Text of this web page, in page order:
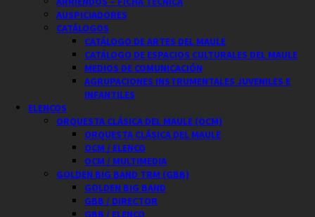
AUSPICIADORES
CATÁLOGOS
CATÁLOGO DE ARTES DEL MAULE
CATÁLOGO DE ESPACIOS CULTURALES DEL MAULE
MEDIOS DE COMUNICACIÓN
AGRUPACIONES INSTRUMENTALES JUVENILES E
INFANTILES
ELENCOS
ORQUESTA CLÁSICA DEL MAULE (OCM)
ORQUESTA CLÁSICA DEL MAULE
OCM / ELENCO
OCM / MULTIMEDIA
GOLDEN BIG BAND TRM (GBB)
GOLDEN BIG BAND
GBB / DIRECTOR
GBB / ELENCO